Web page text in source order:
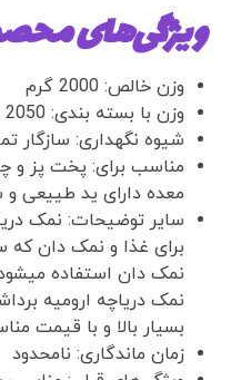
ویژگی‌های
وزن خالص: 2000 گرم
وزن با بسته بندی: 2050 گرم
شیوه نگهداری: سازگار
مناسب برای: پخت پز و
معده دارای ید طییعی و
سایر توضیحات: نمک
برای غذا و نمک دان
نمک دان استفاده
نمک دریاچه ارومیه
بسیار بالا و با قیمت
زمان ماندگاری: نامحدود